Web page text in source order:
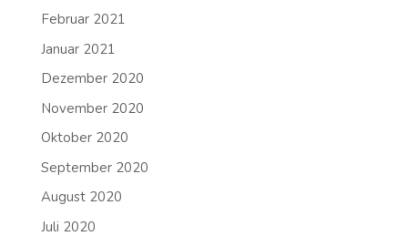
Februar 2021
Januar 2021
Dezember 2020
November 2020
Oktober 2020
September 2020
August 2020
Juli 2020